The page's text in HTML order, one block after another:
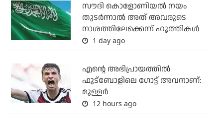
സൗദി കൊളോണിയല്‍ നയം
തുടര്‍ന്നാല്‍ അത് അവരുടെ
നാശത്തിലേക്കെന്ന് ഹൂത്തികള്‍
1 day ago
എന്റെ അഭിപ്രായത്തില്‍
ഫുട്‌ബോളിലെ ഗോട്ട് അവനാണ്:
മുള്ളര്‍
12 hours ago